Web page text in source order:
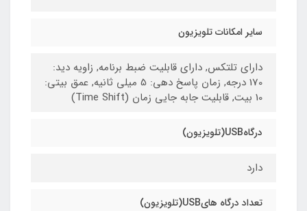
سایر امکانات تلویزیون
دارای تلتکس, دارای قابلیت ضبط برنامه, زاویه دید:
170 درجه, زمان پاسخ دهی: 5 میلی ثانیه, عمق بیتی:
10 بیت, قابلیت جابه جایی زمان (Time Shift)
درگاهUSB(تلویزیون)
دارد
تعداد درگاه هایUSB(تلویزیون)